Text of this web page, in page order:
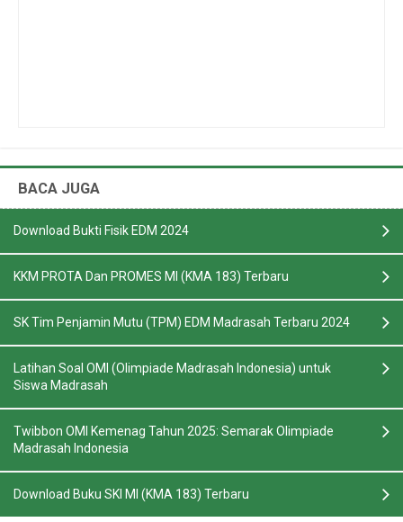
BACA JUGA
Download Bukti Fisik EDM 2024
KKM PROTA Dan PROMES MI (KMA 183) Terbaru
SK Tim Penjamin Mutu (TPM) EDM Madrasah Terbaru 2024
Latihan Soal OMI (Olimpiade Madrasah Indonesia) untuk
Siswa Madrasah
Twibbon OMI Kemenag Tahun 2025: Semarak Olimpiade
Madrasah Indonesia
Download Buku SKI MI (KMA 183) Terbaru